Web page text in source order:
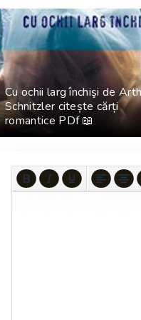
Cu ochii larg închişi de
Schnitzler citește cărți
romantice PDf 📖